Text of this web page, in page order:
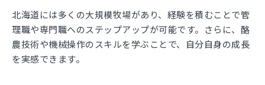
北海道には多くの大規模牧場があり、経験を積むことで管
理職や専門職へのステップアップが可能です。さらに、酪
農技術や機械操作のスキルを学ぶことで、自分自身の成長
を実感できます。